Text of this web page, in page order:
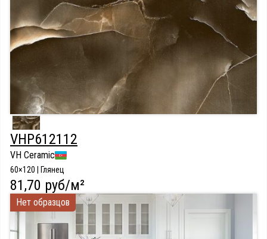
VHP612112
VH Ceramic
60×120 | Глянец
81,70 руб/м²
Нет образцов